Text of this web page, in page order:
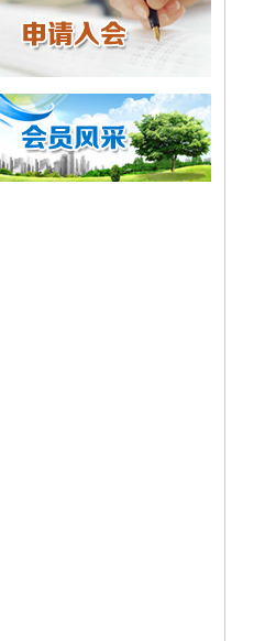
佛山市清
佛山市中
国家发展
广东省能
广东省工
广东省能
广东省科
关于开展
广东省工
一图读懂
工业和信